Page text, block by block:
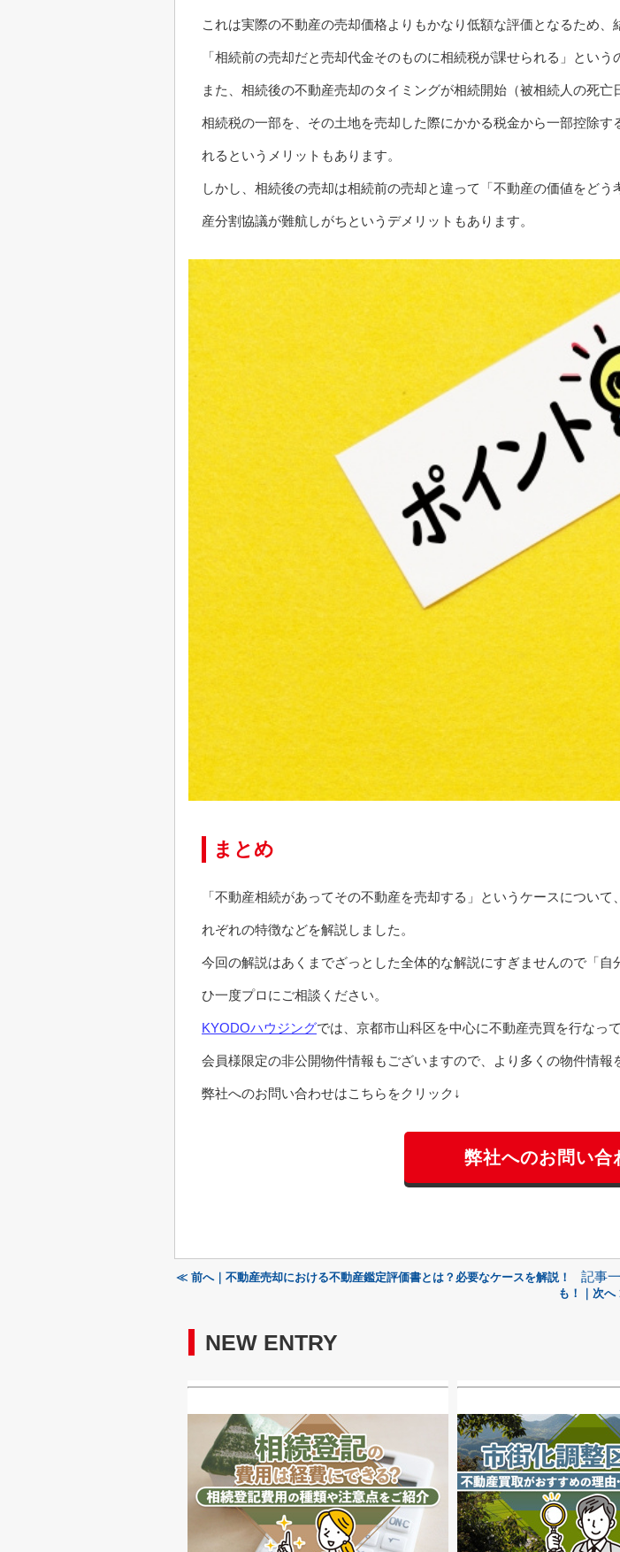
これは実際の不動産の売却価格よりもかなり低額な評価となるため、
「相続前の売却だと売却代金そのものに相続税が課せられる」とい
また、相続後の不動産売却のタイミングが相続開始（被相続人の死
相続税の一部を、その土地を売却した際にかかる税金から一部控除
れるというメリットもあります。
しかし、相続後の売却は相続前の売却と違って「不動産の価値をど
産分割協議が難航しがちというデメリットもあります。
まとめ
「不動産相続があってその不動産を売却する」というケースについ
れぞれの特徴などを解説しました。
今回の解説はあくまでざっとした全体的な解説にすぎませんので「
ひ一度プロにご相談ください。
KYODOハウジングでは、京都市山科区を中心に不動産売買を行なって
会員様限定の非公開物件情報もございますので、より多くの物件情報
弊社へのお問い合わせはこちらをクリック↓
弊社へのお問い合
≪ 前へ｜不動産売却における不動産鑑定評価書とは？必要なケースを解説！ 記事
も！｜次
NEW ENTRY